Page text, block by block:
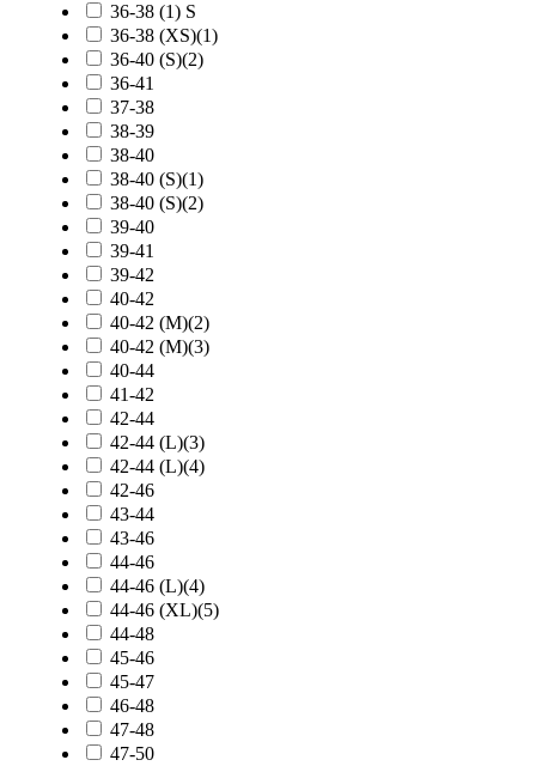
36-38 (1) S
36-38 (XS)(1)
36-40 (S)(2)
36-41
37-38
38-39
38-40
38-40 (S)(1)
38-40 (S)(2)
39-40
39-41
39-42
40-42
40-42 (M)(2)
40-42 (M)(3)
40-44
41-42
42-44
42-44 (L)(3)
42-44 (L)(4)
42-46
43-44
43-46
44-46
44-46 (L)(4)
44-46 (XL)(5)
44-48
45-46
45-47
46-48
47-48
47-50